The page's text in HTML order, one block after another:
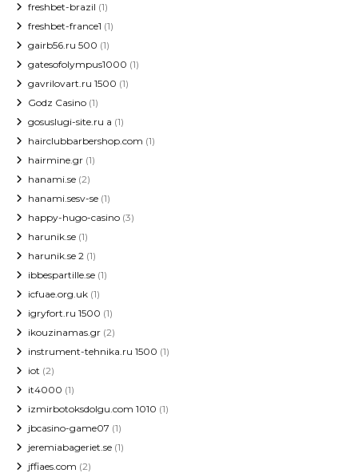
freshbet-brazil (1)
freshbet-france1 (1)
gairb56.ru 500 (1)
gatesofolympus1000 (1)
gavrilovart.ru 1500 (1)
Godz Casino (1)
gosuslugi-site.ru a (1)
hairclubbarbershop.com (1)
hairmine.gr (1)
hanami.se (2)
hanami.sesv-se (1)
happy-hugo-casino (3)
harunik.se (1)
harunik.se 2 (1)
ibbespartille.se (1)
icfuae.org.uk (1)
igryfort.ru 1500 (1)
ikouzinamas.gr (2)
instrument-tehnika.ru 1500 (1)
iot (2)
it4000 (1)
izmirbotoksdolgu.com 1010 (1)
jbcasino-game07 (1)
jeremiabageriet.se (1)
jffiaes.com (2)